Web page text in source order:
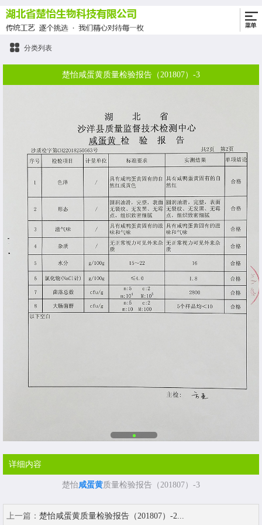
分类列表
楚怡咸蛋黄质量检验报告（201807）-3
详细内容
楚怡咸蛋黄质量检验报告（201807）-3
上一篇： 楚怡咸蛋黄质量检验报告（201807）-2...